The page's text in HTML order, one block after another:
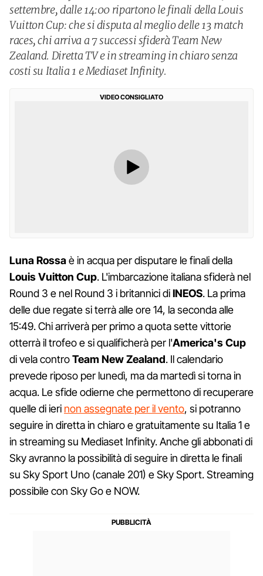
settembre, dalle 14:00 ripartono le finali della Louis
Vuitton Cup: che si disputa al meglio delle 13 match
races, chi arriva a 7 successi sfiderà Team New
Zealand. Diretta TV e in streaming in chiaro senza
costi su Italia 1 e Mediaset Infinity.
VIDEO CONSIGLIATO
Luna Rossaè in acqua per disputare le finali della
Louis Vuitton Cup. L'imbarcazione italiana sfiderà nel
Round 3 e nel Round 3 i britannici diINEOS. La prima
delle due regate si terrà alle ore 14, la seconda alle
15:49. Chi arriverà per primo a quota sette vittorie
otterrà il trofeo e si qualificherà per l'America's Cup
di vela controTeam New Zealand. Il calendario
prevede riposo per lunedì, ma da martedì si torna in
acqua. Le sfide odierne che permettono di recuperare
quelle di ieri non assegnate per il vento, si potranno
seguire in diretta in chiaro e gratuitamente su Italia 1 e
in streaming su Mediaset Infinity. Anche gli abbonati di
Sky avranno la possibilità di seguire in diretta le finali
su Sky Sport Uno (canale 201) e Sky Sport. Streaming
possibile con Sky Go e NOW.